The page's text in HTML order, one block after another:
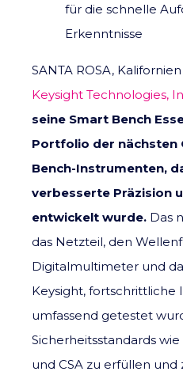
für die schnelle
Erkenntnisse
SANTA ROSA,
Keysight Technologies,
seine Smart Bench
Portfolio der nächsten
Bench-Instrumenten,
verbesserte Präzision
entwickelt wurde. Das
das Netzteil, den
Digitalmultimeter und
Keysight, fortschrittliche
umfassend getestet
Sicherheitsstandards wie
und CSA zu erfüllen